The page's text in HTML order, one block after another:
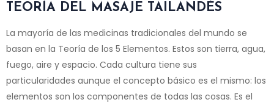
TEORÍA DEL MASAJE TAILANDÉS
La mayoría de las medicinas tradicionales del mundo se
basan en la Teoría de los 5 Elementos. Estos son tierra, agua,
fuego, aire y espacio. Cada cultura tiene sus
particularidades aunque el concepto básico es el mismo: los
elementos son los componentes de todas las cosas. Es el